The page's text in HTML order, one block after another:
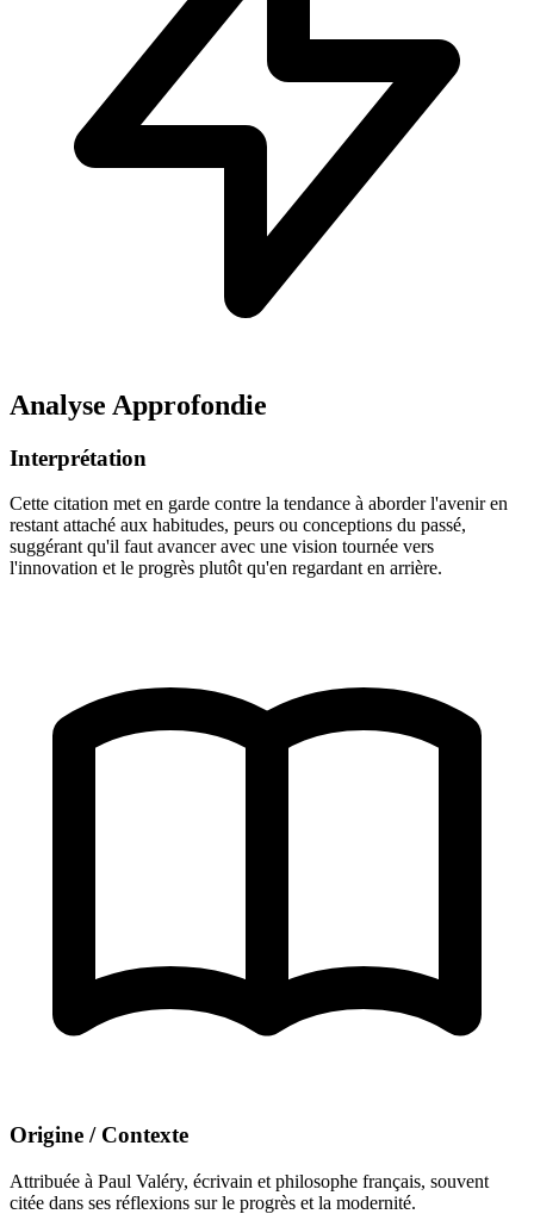
Analyse Approfondie
Interprétation
Cette citation met en garde contre la tendance à aborder l'avenir en
restant attaché aux habitudes, peurs ou conceptions du passé,
suggérant qu'il faut avancer avec une vision tournée vers
l'innovation et le progrès plutôt qu'en regardant en arrière.
Origine / Contexte
Attribuée à Paul Valéry, écrivain et philosophe français, souvent
citée dans ses réflexions sur le progrès et la modernité.